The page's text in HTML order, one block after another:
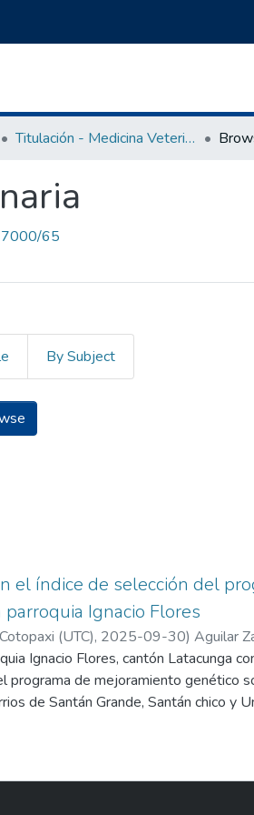
Titulación - Medicina Veterinaria
65
By Subject
by Author "Aguilar
el índice de selección del
Ignacio Flores
(UTC), 2025-09-30) Aguilar
Fernando
Ignacio Flores, cantón Latacunga
programa de mejoramiento genético
de Santán Grande, Santán chico y
empleando herramientas